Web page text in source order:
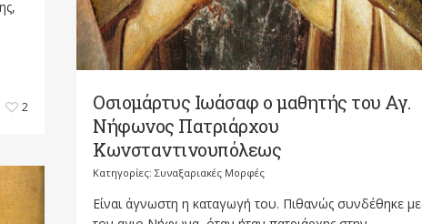
2
Οσιομάρτυς Ιωάσαφ ο μαθητής του Αγ.
Νήφωνος Πατριάρχου
Κωνσταντινουπόλεως
Κατηγορίες: Συναξαριακές Μορφές
Είναι άγνωστη η καταγωγή του. Πιθανώς συνδέθηκε με